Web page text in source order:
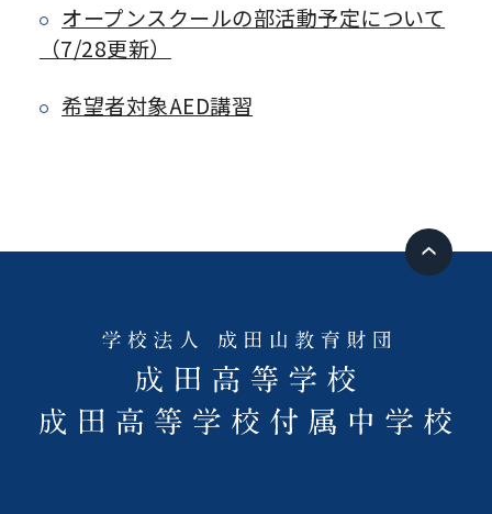
オープンスクールの部活動予定について
（7/28更新）
希望者対象AED講習